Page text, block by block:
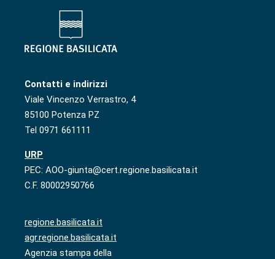
Contatti e indirizzi
Viale Vincenzo Verrastro, 4
85100 Potenza PZ
Tel 0971 661111
URP
PEC: AOO-giunta@cert.regione.basilicata.it
C.F. 80002950766
regione.basilicata.it
agr.regione.basilicata.it
Agenzia stampa della